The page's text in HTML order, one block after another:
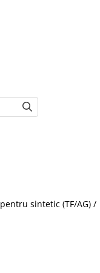
sintetic (TF/AG) /